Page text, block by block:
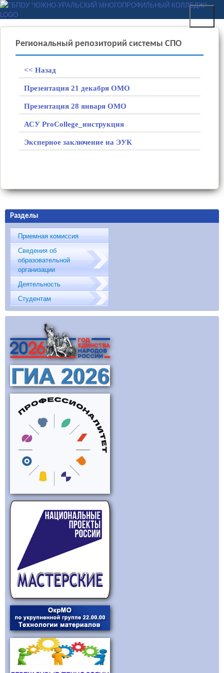
Перейти к основному
содержанию
ГБПОУ "ЮЖНО-
УРАЛЬСКИЙ
МНОГОПРОФИЛЬНЫЙ
КОЛЛЕДЖ"
Региональный репозиторий системы СПО
<< Назад
Презентация 21 декабря ОМО
Презентация 28 января ОМО
АСУ ProCollege_инструкция
Эксперное заключение на ЭУК
Разделы
Приемная комиссия
Сведения об
образовательной
организации
Деятельность
Студентам